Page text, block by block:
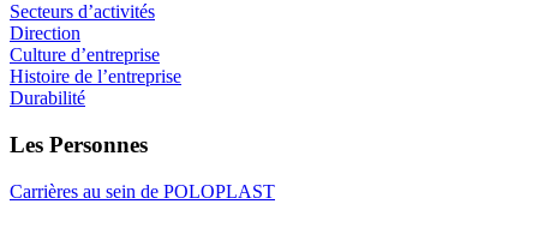
Secteurs d’activités
Direction
Culture d’entreprise
Histoire de l’entreprise
Durabilité
Les Personnes
Carrières au sein de POLOPLAST